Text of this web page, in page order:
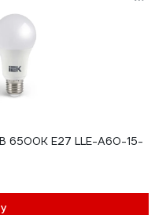
6500К E27 LLE-A60-15-